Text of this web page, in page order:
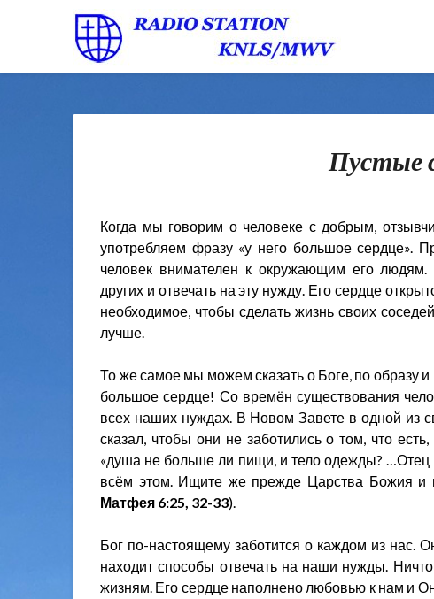
Пустые
Когда мы говорим о человеке с добрым,
употребляем фразу «у него большое сердце».
человек внимателен к окружающим его людям.
других и отвечать на эту нужду. Его сердце
необходимое, чтобы сделать жизнь своих
лучше.
То же самое мы можем сказать о Боге, по образу
большое сердце! Со времён существования
всех наших нуждах. В Новом Завете в одной из
сказал, чтобы они не заботились о том, что
«душа не больше ли пищи, и тело одежды?
всём этом. Ищите же прежде Царства Божия и
Матфея 6:25, 32-33).
Бог по-настоящему заботится о каждом из нас.
находит способы отвечать на наши нужды.
жизням. Его сердце наполнено любовью к нам и